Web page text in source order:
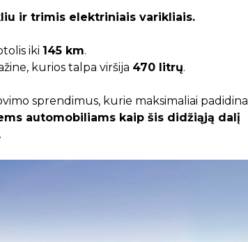
ir trimis elektriniais varikliais.
iki 145 km.
kurios talpa viršija 470 litrų.
sprendimus, kurie maksimaliai padidina
automobiliams kaip šis didžiąją dalį
.